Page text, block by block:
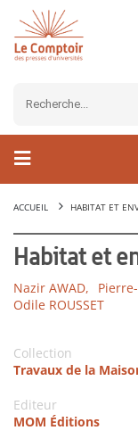
ACCUEIL HABITAT ET
Habitat et
Nazir AWAD,
Odile ROUSSET
Collection
Travaux de la
Editeur
MOM Éditions